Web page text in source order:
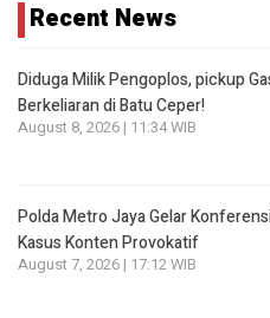
Recent News
Diduga Milik Pengoplos, pickup
Berkeliaran di Batu Ceper!
August 8, 2026 | 11:34 WIB
Polda Metro Jaya Gelar
Kasus Konten Provokatif
August 7, 2026 | 17:12 WIB